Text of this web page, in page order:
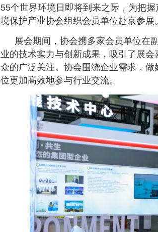
55个世界环境日即将到来之际，为把
境保护产业协会组织会员单位赴京参展。
展会期间，协会携多家会员单位在
业的技术实力与创新成果，吸引了展
众的广泛关注。协会围绕企业需求，
位更加高效地参与行业交流。